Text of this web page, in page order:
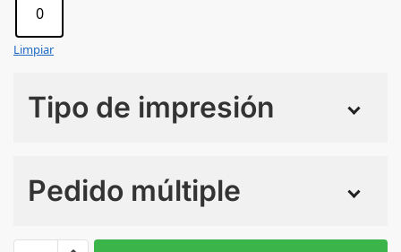
0
Limpiar
Tipo de impresión
Pedido múltiple